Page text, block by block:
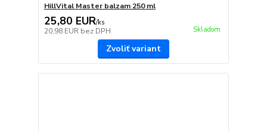
HillVital Master balzam 250 ml
25,80 EUR/ks
20,98 EUR bez DPH Skladom
Zvoliť variant